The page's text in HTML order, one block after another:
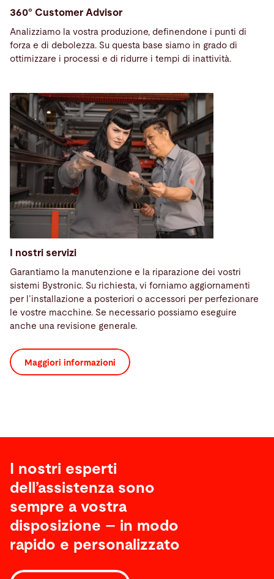
360° Customer Advisor
Analizziamo la vostra produzione, definendone i punti di
forza e di debolezza. Su questa base siamo in grado di
ottimizzare i processi e di ridurre i tempi di inattività.
I nostri servizi
Garantiamo la manutenzione e la riparazione dei vostri
sistemi Bystronic. Su richiesta, vi forniamo aggiornamenti
per l’installazione a posteriori o accessori per perfezionare
le vostre macchine. Se necessario possiamo eseguire
anche una revisione generale.
Maggiori informazioni
I nostri esperti
dell’assistenza sono
sempre a vostra
disposizione – in modo
rapido e personalizzato